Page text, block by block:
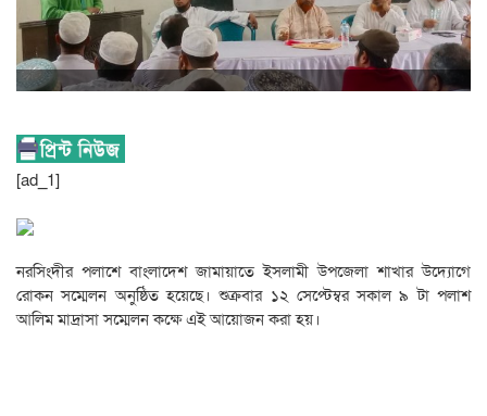
[ad_1]
নরসিংদীর পলাশে বাংলাদেশ জামায়াতে ইসলামী উপজেলা শাখার উদ্যোগে
রোকন সম্মেলন অনুষ্ঠিত হয়েছে। শুক্রবার ১২ সেপ্টেম্বর সকাল ৯ টা পলাশ
আলিম মাদ্রাসা সম্মেলন কক্ষে এই আয়োজন করা হয়।